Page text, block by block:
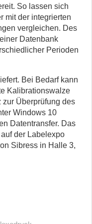
So lassen sich
mit der integrierten
vergleichen. Des
Datenbank
Perioden
Bei Bedarf kann
Kalibrationswalze
Überprüfung des
Windows 10
Datentransfer. Das
der Labelexpo
Sibress in Halle 3,